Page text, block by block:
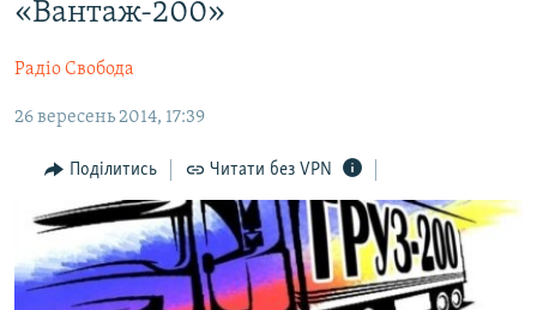
до
основної
Перейти
пошуку
БЛОГИ
ПОГЛЯД
ІНТЕРВ'Ю
ВСЕ ЗА ДЕНЬ
СПЕЦПРОЕКТИ
ДЕПОРТАЦІЯ
ЯК ОБІЙТИ БЛОКУВАННЯ
«Вантаж-200»
Радіо Свобода
26 вересень 2014, 17:39
Поділитись Читати без VPN